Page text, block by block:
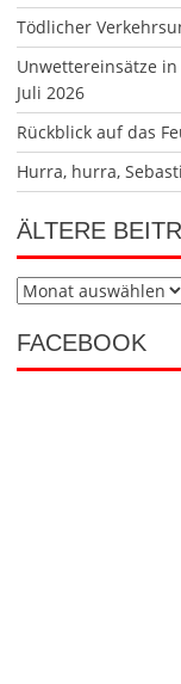
Tödlicher
Unwettereinsätze
Juli 2026
Rückblick auf das
Hurra, hurra,
ÄLTERE
Ältere
FACEBOOK